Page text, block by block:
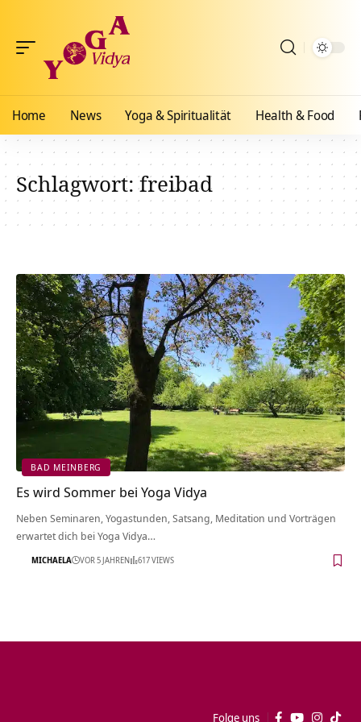
Home News Yoga & Spiritualität Health & Food
Schlagwort:freibad
BAD MEINBERG
Es wird Sommer bei Yoga Vidya
Neben Seminaren, Yogastunden, Satsang, Meditation und Vorträgen
erwartet dich bei Yoga Vidya…
MICHAELA VOR 5 JAHREN 617 VIEWS
Folge uns